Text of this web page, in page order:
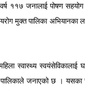
वर्ष ११७ जनालाई पोषण सहयोग
मुक्त पालिका अभियानका
स्वास्थ्य स्वयंसेविकालाई
पालिकाले जनाएको छ । यसका